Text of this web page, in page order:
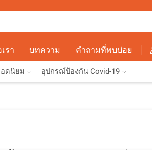
รา บทความ คำถามที่พบบ่อย
ดนิยม อุปกรณ์ป้องกัน Covid-19